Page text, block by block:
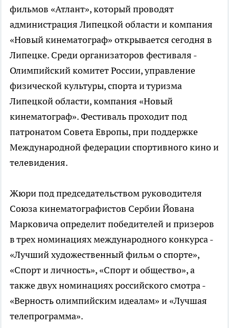
фильмов «Атлант», который проводят
администрация Липецкой области и компания
«Новый кинематограф» открывается сегодня в
Липецке. Среди организаторов фестиваля -
Олимпийский комитет России, управление
физической культуры, спорта и туризма
Липецкой области, компания «Новый
кинематограф». Фестиваль проходит под
патронатом Совета Европы, при поддержке
Международной федерации спортивного кино и
телевидения.
Жюри под председательством руководителя
Союза кинематографистов Сербии Йована
Марковича определит победителей и призеров
в трех номинациях международного конкурса -
«Лучший художественный фильм о спорте»,
«Спорт и личность», «Спорт и общество», а
также двух номинациях российского смотра -
«Верность олимпийским идеалам» и «Лучшая
телепрограмма».